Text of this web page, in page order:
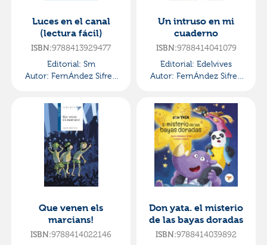
Luces en el canal
(lectura fácil)
ISBN:9788413929477
Editorial: Sm
Autor: FernÁndez Sifres,
Un intruso en mi
cuaderno
ISBN:9788414041079
Editorial: Edelvives
Autor: FernÁndez Sifres,
Que venen els
marcians!
ISBN:9788414022146
Don yata. el misterio
de las bayas doradas
ISBN:9788414039892